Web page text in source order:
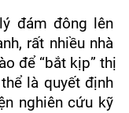
đám đông lên
rất nhiều nhà
để “bắt kịp” thị
là quyết định
nghiên cứu kỹ